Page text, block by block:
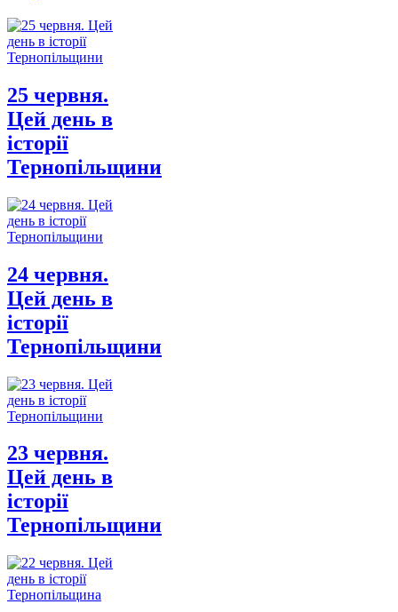
25 червня.
Цей день в
історії
Тернопільщини
24 червня.
Цей день в
історії
Тернопільщини
23 червня.
Цей день в
історії
Тернопільщини